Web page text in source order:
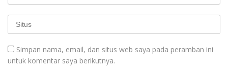
Simpan nama, email, dan situs web saya pada peramban ini
untuk komentar saya berikutnya.